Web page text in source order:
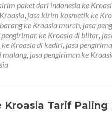
paket dari indonesia ke
, jasa kirim kosmetik ke
ke Kroasia murah, jasa
pengiriman ke Kroasia di blitar,
ke Kroasia di kediri, jasa
malang, jasa pengiriman ke
Kroasia Tarif Paling